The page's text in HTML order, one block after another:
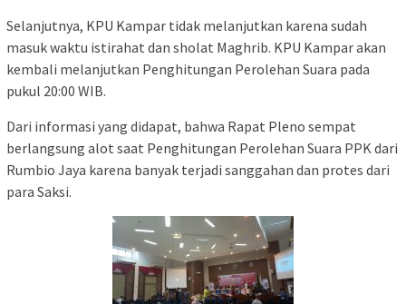
Selanjutnya, KPU Kampar tidak melanjutkan karena sudah
masuk waktu istirahat dan sholat Maghrib. KPU Kampar akan
kembali melanjutkan Penghitungan Perolehan Suara pada
pukul 20:00 WIB.
Dari informasi yang didapat, bahwa Rapat Pleno sempat
berlangsung alot saat Penghitungan Perolehan Suara PPK dari
Rumbio Jaya karena banyak terjadi sanggahan dan protes dari
para Saksi.